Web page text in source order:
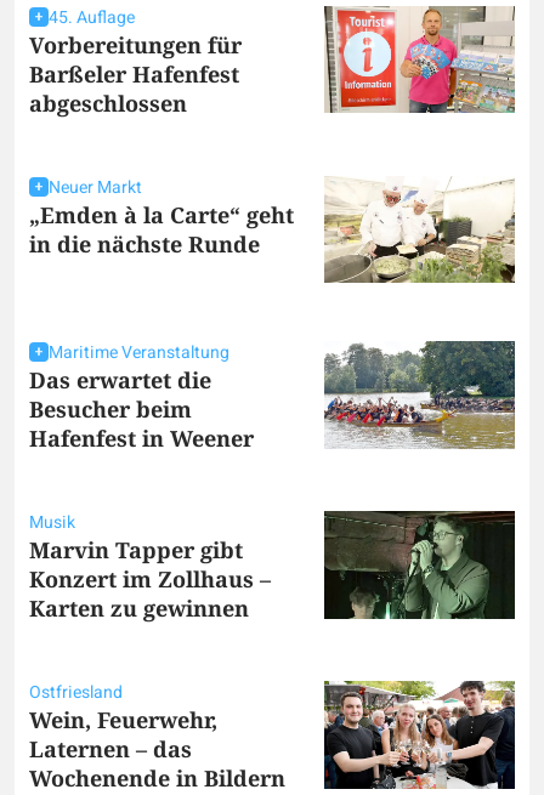
45. Auflage
Vorbereitungen für
Barßeler Hafenfest
abgeschlossen
Neuer Markt
„Emden à la Carte“ geht
in die nächste Runde
Maritime Veranstaltung
Das erwartet die
Besucher beim
Hafenfest in Weener
Musik
Marvin Tapper gibt
Konzert im Zollhaus –
Karten zu gewinnen
Ostfriesland
Wein, Feuerwehr,
Laternen – das
Wochenende in Bildern